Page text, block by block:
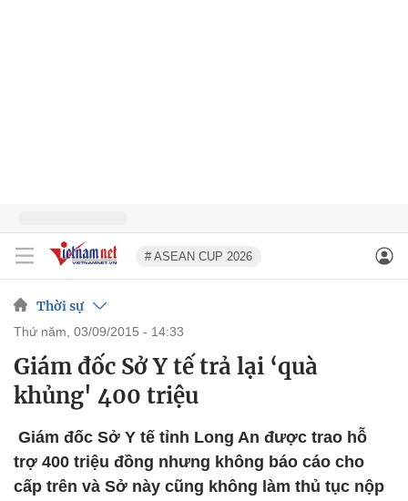
# ASEAN CUP 2026
Thời sự
thứ năm, 03/09/2015 - 14:33
Giám đốc Sở Y tế trả lại ‘quà
khủng' 400 triệu
Giám đốc Sở Y tế tỉnh Long An được trao hỗ
trợ 400 triệu đồng nhưng không báo cáo cho
cấp trên và Sở này cũng không làm thủ tục nộp